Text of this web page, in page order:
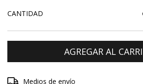
CANTIDAD
Entregas para el CP:
Medios de envío